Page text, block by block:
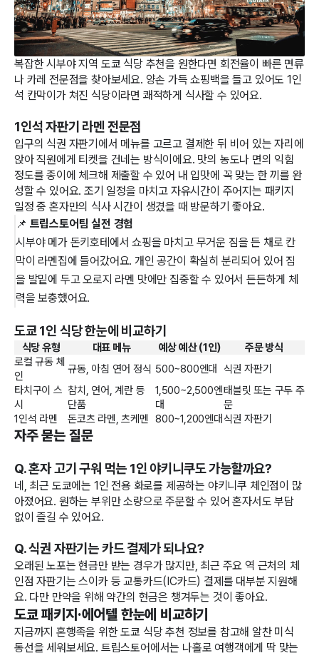
복잡한 시부야 지역 도쿄 식당 추천을 원한다면 회전율이 빠른 면류
나 카레 전문점을 찾아보세요. 양손 가득 쇼핑백을 들고 있어도 1인
석 칸막이가 쳐진 식당이라면 쾌적하게 식사할 수 있어요.
1인석 자판기 라멘 전문점
입구의 식권 자판기에서 메뉴를 고르고 결제한 뒤 비어 있는 자리에
앉아 직원에게 티켓을 건네는 방식이에요. 맛의 농도나 면의 익힘
정도를 종이에 체크해 제출할 수 있어 내 입맛에 꼭 맞는 한 끼를 완
성할 수 있어요. 조기 일정을 마치고 자유시간이 주어지는 패키지
일정 중 혼자만의 식사 시간이 생겼을 때 방문하기 좋아요.
📌 트립스토어팀 실전 경험
시부야 메가 돈키호테에서 쇼핑을 마치고 무거운 짐을 든 채로 칸
막이 라멘집에 들어갔어요. 개인 공간이 확실히 분리되어 있어 짐
을 발밑에 두고 오로지 라멘 맛에만 집중할 수 있어서 든든하게 체
력을 보충했어요.
도쿄 1인 식당 한눈에 비교하기
식당 유형 대표 메뉴 예상 예산 (1인)
주문 방식
로컬 규동 체
인
규동, 아침 연어 정식 500~800엔대
식권 자판기
타치구이 스
시
참치, 연어, 계란 등
단품
1,500~2,500엔
대
태블릿 또는 구두 주
문
1인석 라멘
돈코츠 라멘, 츠케멘 800~1,200엔대식권 자판기
자주 묻는 질문
Q. 혼자 고기 구워 먹는 1인 야키니쿠도 가능할까요?
네, 최근 도쿄에는 1인 전용 화로를 제공하는 야키니쿠 체인점이 많
아졌어요. 원하는 부위만 소량으로 주문할 수 있어 혼자서도 부담
없이 즐길 수 있어요.
Q. 식권 자판기는 카드 결제가 되나요?
오래된 노포는 현금만 받는 경우가 많지만, 최근 주요 역 근처의 체
인점 자판기는 스이카 등 교통카드(IC카드) 결제를 대부분 지원해
요. 다만 만약을 위해 약간의 현금은 챙겨두는 것이 좋아요.
도쿄 패키지·에어텔 한눈에 비교하기
지금까지 혼행족을 위한 도쿄 식당 추천 정보를 참고해 알찬 미식
동선을 세워보세요. 트립스토어에서는 나홀로 여행객에게 딱 맞는